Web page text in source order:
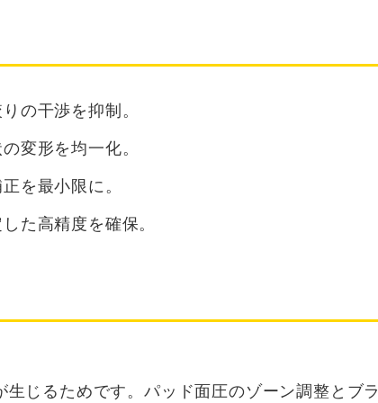
の干渉を抑制。
変形を均一化。
を最小限に。
た高精度を確保。
じるためです。パッド面圧のゾーン調整とブ